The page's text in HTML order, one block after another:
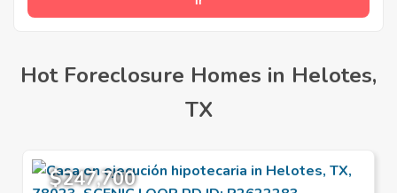
Hot Foreclosure Homes in Helotes,
TX
$247,700